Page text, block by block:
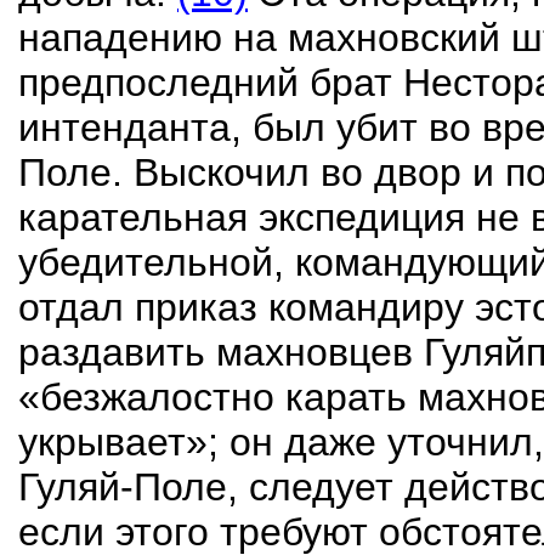
нападению на махновский
предпоследний брат
интенданта, был убит во
Поле. Выскочил во двор и
карательная экспедиция не
убедительной,
отдал приказ командиру
раздавить махновцев
«безжалостно карать
укрывает»; он даже
Гуляй-Поле, следует
если этого требуют